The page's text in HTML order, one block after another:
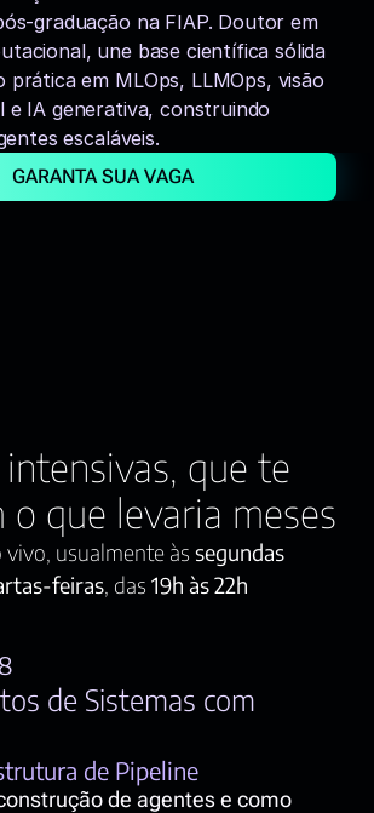
graduação na FIAP. Doutor em
une base científica sólida
prática em MLOps, LLMOps, visão
e IA generativa, construindo
escaláveis.
GARANTA SUA VAGA
que te
o que levaria meses
vivo, usualmente às segundas
feiras, das 19h às 22h
de Sistemas com
de Pipeline
de agentes e como